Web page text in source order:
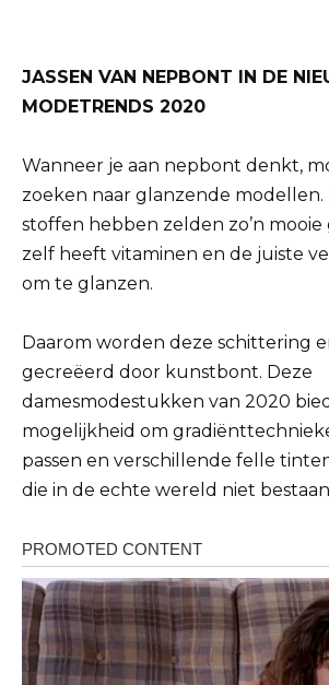
JASSEN VAN NEPBONT IN DE
MODETRENDS 2020
Wanneer je aan nepbont denkt,
zoeken naar glanzende
stoffen hebben zelden zo’n mooie
zelf heeft vitaminen en de juiste
om te glanzen.
Daarom worden deze schittering
gecreëerd door kunstbont. Deze
damesmodestukken van 2020
mogelijkheid om
passen en verschillende felle
die in de echte wereld niet